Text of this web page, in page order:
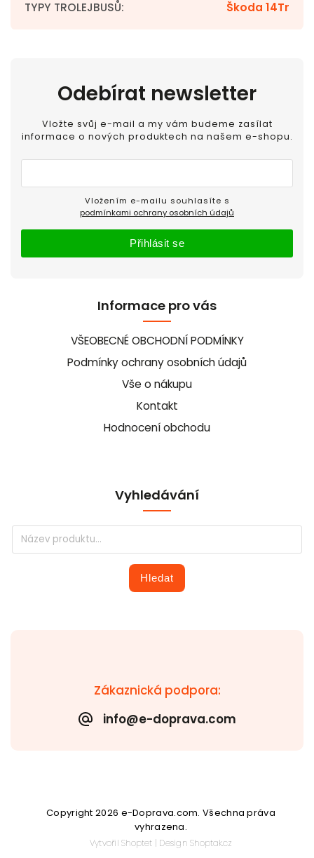
TYPY TROLEJBUSŮ: Škoda 14Tr
Zákaznická podpora:
info@e-doprava.com
Informace pro vás
VŠEOBECNÉ OBCHODNÍ PODMÍNKY
Podmínky ochrany osobních údajů
Vše o nákupu
Kontakt
Hodnocení obchodu
Odebírat newsletter
Vložte svůj e-mail a my vám budeme zasílat
informace o nových produktech na našem e-shopu.
podmínkami ochrany osobních údajů
Přihlásit se
Vyhledávání
Hledat
Copyright 2026 e-Doprava.com. Všechna práva
vyhrazena.
VytvořilShoptet | DesignShoptak.cz